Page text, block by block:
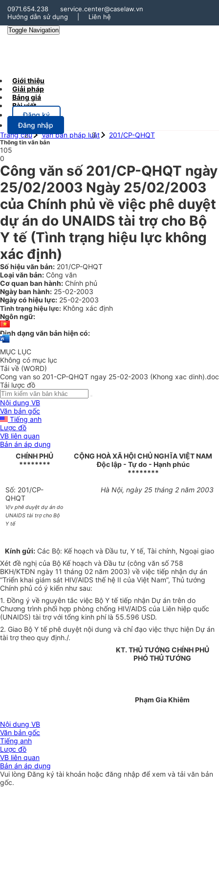
0971.654.238
service.center@caselaw.vn
Hướng dẫn sử dụng
Liên hệ
Toggle Navigation
Giới thiệu
Giải pháp
Bảng giá
Bài viết
Đăng ký
Đăng nhập
Trang chủ
Văn bản pháp luật 201/CP-QHQT
Thông tin văn bản
105
0
Công văn số 201/CP-QHQT ngày
25/02/2003 Ngày 25/02/2003
của Chính phủ về việc phê duyệt
dự án do UNAIDS tài trợ cho Bộ
Y tế (Tình trạng hiệu lực không
xác định)
Số hiệu văn bản: 201/CP-QHQT
Loại văn bản: Công văn
Cơ quan ban hành: Chính phủ
Ngày ban hành: 25-02-2003
Ngày có hiệu lực: 25-02-2003
Tình trạng hiệu lực: Không xác định
Ngôn ngữ:
Định dạng văn bản hiện có:
MỤC LỤC
Không có mục lục
Tải về (WORD)
Cong van so 201-CP-QHQT ngay 25-02-2003 (Khong xac dinh).doc
Tải lược đồ
Nội dung VB
Văn bản gốc
Tiếng anh
Lược đồ
VB liên quan
Bản án áp dụng
CHÍNH PHỦ
********
CỘNG HOÀ XÃ HỘI CHỦ NGHĨA VIỆT NAM
Độc lập - Tự do - Hạnh phúc
********
Số: 201/CP-
QHQT
V/v phê duyệt dự án do
UNAIDS tài trợ cho Bộ
Y tế
Hà Nội, ngày 25 tháng 2 năm 2003
Kính gửi: Các Bộ: Kế hoạch và Đầu tư, Y tế, Tài chính, Ngoại giao
Xét đề nghị của Bộ Kế hoạch và Đầu tư (công văn số 758
BKH/KTĐN ngày 11 tháng 02 năm 2003) về việc tiếp nhận dự án
“Triển khai giám sát HIV/AIDS thế hệ II của Việt Nam”, Thủ tướng
Chính phủ có ý kiến như sau:
1. Đồng ý về nguyên tắc việc Bộ Y tế tiếp nhận Dự án trên do
Chương trình phối hợp phòng chống HIV/AIDS của Liên hiệp quốc
(UNAIDS) tài trợ với tổng kinh phí là 55.596 USD.
2. Giao Bộ Y tế phê duyệt nội dung và chỉ đạo việc thực hiện Dự án
tài trợ theo quy định./.
KT. THỦ TƯỚNG CHÍNH PHỦ
PHÓ THỦ TƯỚNG
Phạm Gia Khiêm
Nội dung VB
Văn bản gốc
Tiếng anh
Lược đồ
VB liên quan
Bản án áp dụng
Vui lòngĐăng ký tài khoản hoặc đăng nhập để xem và tải văn bản
gốc.